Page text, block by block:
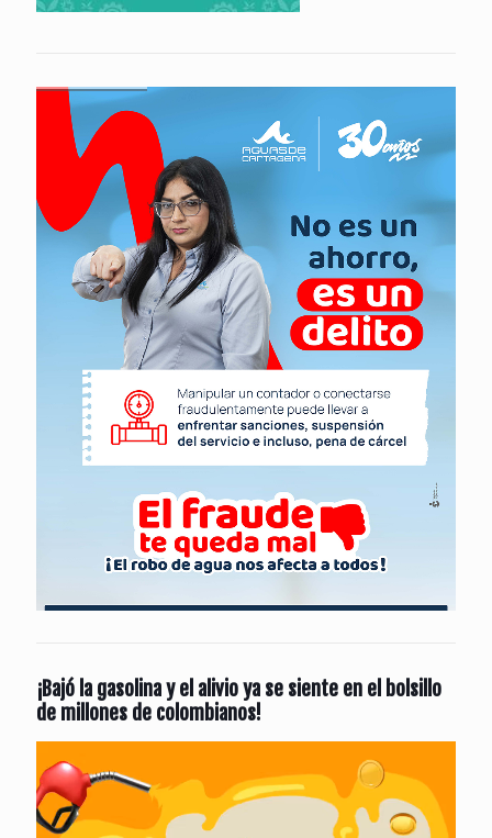
¡Bajó la gasolina y el alivio ya se siente en el bolsillo
de millones de colombianos!
de
vídeo